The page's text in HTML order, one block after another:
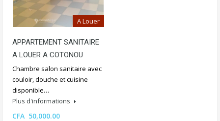
A Louer
APPARTEMENT SANITAIRE
A LOUER A COTONOU
Chambre salon sanitaire avec
couloir, douche et cuisine
disponible…
Plus d'informations
CFA 50,000.00